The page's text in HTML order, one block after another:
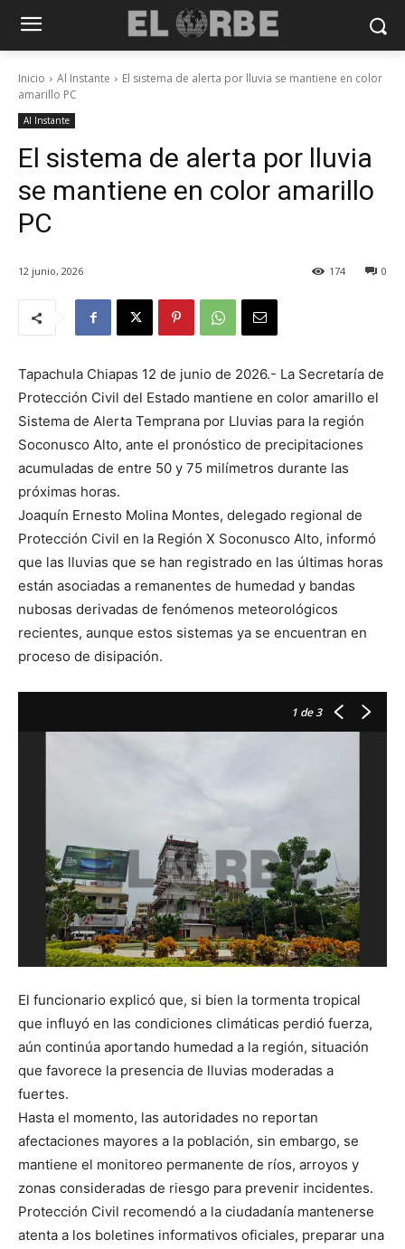
Inicio Al Instante
El sistema de alerta por lluvia se mantiene en color
amarillo PC
Al Instante
El sistema de alerta por lluvia
se mantiene en color amarillo
PC
12 junio, 2026 0
174
Tapachula Chiapas 12 de junio de 2026.- La Secretaría de
Protección Civil del Estado mantiene en color amarillo el
Sistema de Alerta Temprana por Lluvias para la región
Soconusco Alto, ante el pronóstico de precipitaciones
acumuladas de entre 50 y 75 milímetros durante las
próximas horas.
Joaquín Ernesto Molina Montes, delegado regional de
Protección Civil en la Región X Soconusco Alto, informó
que las lluvias que se han registrado en las últimas horas
están asociadas a remanentes de humedad y bandas
nubosas derivadas de fenómenos meteorológicos
recientes, aunque estos sistemas ya se encuentran en
proceso de disipación.
1 de 3
El funcionario explicó que, si bien la tormenta tropical
que influyó en las condiciones climáticas perdió fuerza,
aún continúa aportando humedad a la región, situación
que favorece la presencia de lluvias moderadas a
fuertes.
Hasta el momento, las autoridades no reportan
afectaciones mayores a la población, sin embargo, se
mantiene el monitoreo permanente de ríos, arroyos y
zonas consideradas de riesgo para prevenir incidentes.
Protección Civil recomendó a la ciudadanía mantenerse
atenta a los boletines informativos oficiales, preparar una